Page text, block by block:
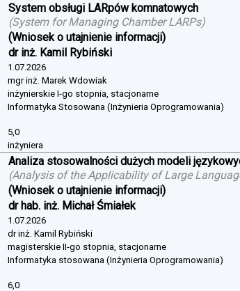
System obsługi LARpów komnatowych
(System for Managing Chamber LARPs)
(Wniosek o utajnienie informacji)
dr inż. Kamil Rybiński
1.07.2026
mgr inż. Marek Wdowiak
inżynierskie I-go stopnia, stacjonarne
Informatyka Stosowana (Inżynieria Oprogramowania)
5,0
inżyniera
Analiza stosowalności dużych modeli
(Analysis of the Applicability of Large
(Wniosek o utajnienie informacji)
dr hab. inż. Michał Śmiałek
1.07.2026
dr inż. Kamil Rybiński
magisterskie II-go stopnia, stacjonarne
Informatyka stosowana (Inżynieria Oprogramowania)
6,0